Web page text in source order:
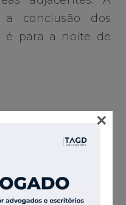
conclusão dos
é para a noite de
×